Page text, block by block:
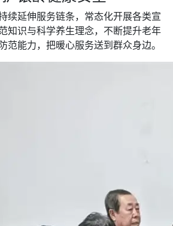
续延伸服务链条，常态化开展各类宣
知识与科学养生理念，不断提升老年
范能力，把暖心服务送到群众身边。